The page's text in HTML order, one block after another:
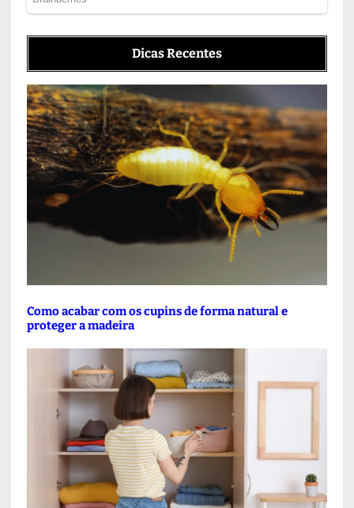
Dicas Recentes
Como acabar com os cupins de forma natural e
proteger a madeira